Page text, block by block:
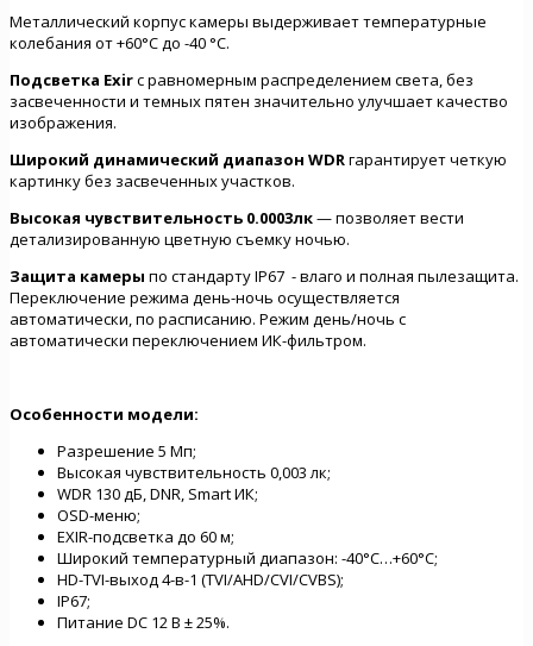
Металлический корпус камеры выдерживает температурные
колебания от +60°C до -40 °C.
Подсветка Exirс равномерным распределением света, без
засвеченности и темных пятен значительно улучшает качество
изображения.
Широкий динамический диапазон WDRгарантирует четкую
картинку без засвеченных участков.
Высокая чувствительность 0.0003лк— позволяет вести
детализированную цветную съемку ночью.
Защита камеры по стандарту IP67 - влаго и полная пылезащита.
Переключение режима день-ночь осуществляется
автоматически, по расписанию. Режим день/ночь с
автоматически переключением ИК-фильтром.
Особенности модели:
Разрешение 5 Мп;
Высокая чувствительность 0,003 лк;
WDR 130 дБ, DNR, Smart ИК;
OSD-меню;
EXIR-подсветка до 60 м;
Широкий температурный диапазон: -40°C…+60°C;
HD-TVI-выход 4-в-1 (TVI/AHD/CVI/CVBS);
IP67;
Питание DC 12 В ± 25%.